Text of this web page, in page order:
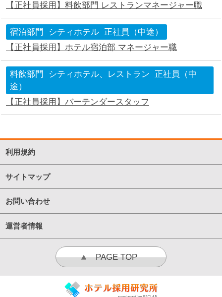
【正社員採用】料飲部門 レストランマネージャー職
宿泊部門 シティホテル
正社員（中途）
【正社員採用】ホテル宿泊部 マネージャー職
料飲部門 シティホテル、レストラン
正社員（中
途）
【正社員採用】バーテンダースタッフ
利用規約
サイトマップ
お問い合わせ
運営者情報
PAGE TOP